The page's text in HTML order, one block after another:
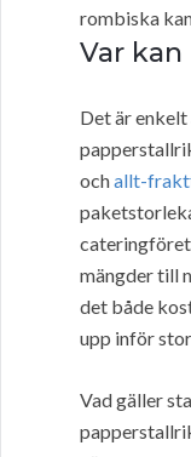
rombiska
Var
Det är
ochallt-
mängder till
det både
upp inför
Vad gäller